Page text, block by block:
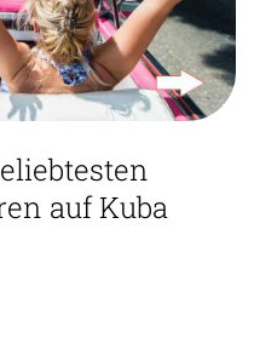
auf Kuba